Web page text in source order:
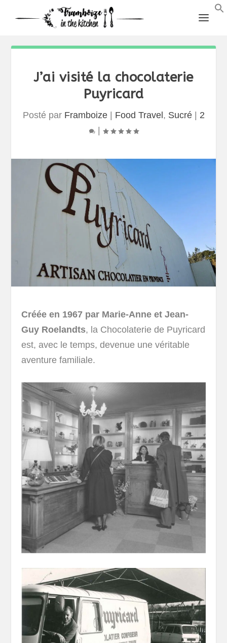
J’ai visité la chocolaterie
Puyricard
Posté par Framboize| Food Travel , Sucré| 2
|
Créée en 1967 par Marie-Anne et Jean-
Guy Roelandts, la Chocolaterie de Puyricard
est, avec le temps, devenue une véritable
aventure familiale.